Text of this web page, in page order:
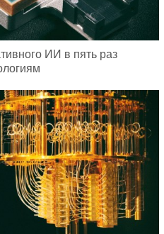
ИИ в пять раз